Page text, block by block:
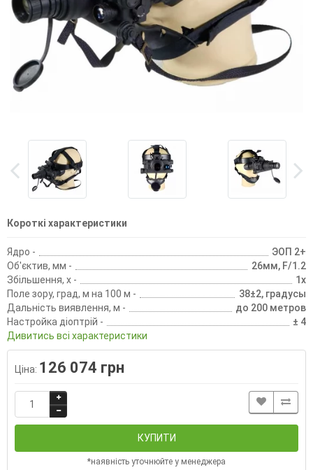
Короткі характеристики
Ядро -
ЭОП 2+
Об'єктив, мм -
26мм, F/1.2
Збільшення, х -
1х
Поле зору, град, м на 100 м -
38±2, градусы
Дальність виявлення, м -
до 200 метров
Настройка діоптрій -
± 4
Дивитись всі характеристики
Ціна: 126 074 грн
КУПИТИ
*наявність уточнюйте у менеджера